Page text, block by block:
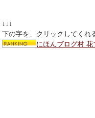
↓↓↓
下の字を、クリックしてくれ
にほんブログ村 花